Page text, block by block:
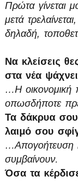
Πρώτα γίνεται
μετά
δηλαδή,
Να κλείσεις
στα νέα
…Η οικονομική
οπωσδήποτε
Τα δάκρυα σου
λαιμό σου
…Απογοήτευση
συμβαίνουν.
Όσα τα